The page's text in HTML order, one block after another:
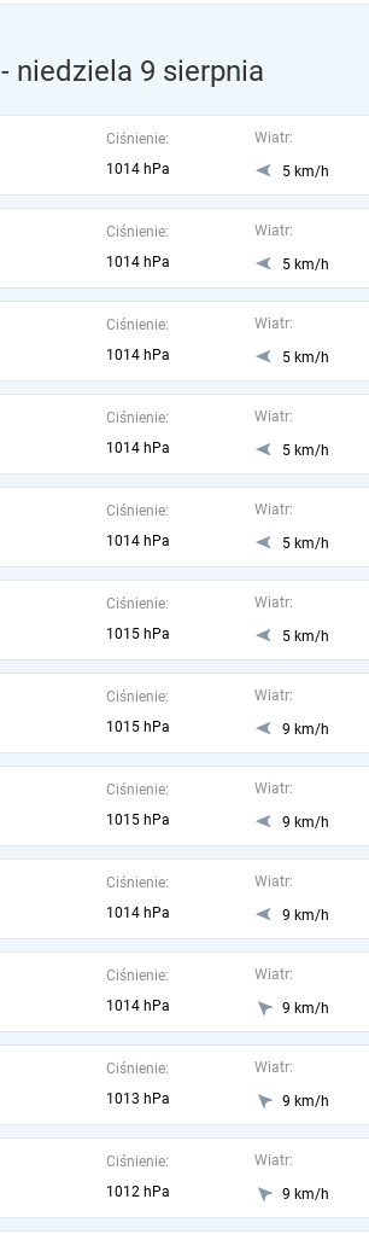
- niedziela 9 sierpnia
Ciśnienie:
1014 hPa
Wiatr:
5 km/h
Ciśnienie:
1014 hPa
Wiatr:
5 km/h
Ciśnienie:
1014 hPa
Wiatr:
5 km/h
Ciśnienie:
1014 hPa
Wiatr:
5 km/h
Ciśnienie:
1014 hPa
Wiatr:
5 km/h
Ciśnienie:
1015 hPa
Wiatr:
5 km/h
Ciśnienie:
1015 hPa
Wiatr:
9 km/h
Ciśnienie:
1015 hPa
Wiatr:
9 km/h
Ciśnienie:
1014 hPa
Wiatr:
9 km/h
Ciśnienie:
1014 hPa
Wiatr:
9 km/h
Ciśnienie:
1013 hPa
Wiatr:
9 km/h
Ciśnienie:
1012 hPa
Wiatr:
9 km/h